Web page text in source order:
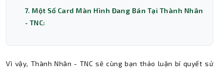
7. Một Số Card Màn Hình Đang Bán Tại Thành Nhân
- TNC:
Vì vậy, Thành Nhân - TNC sẽ cùng bạn thảo luận bí quyết sử